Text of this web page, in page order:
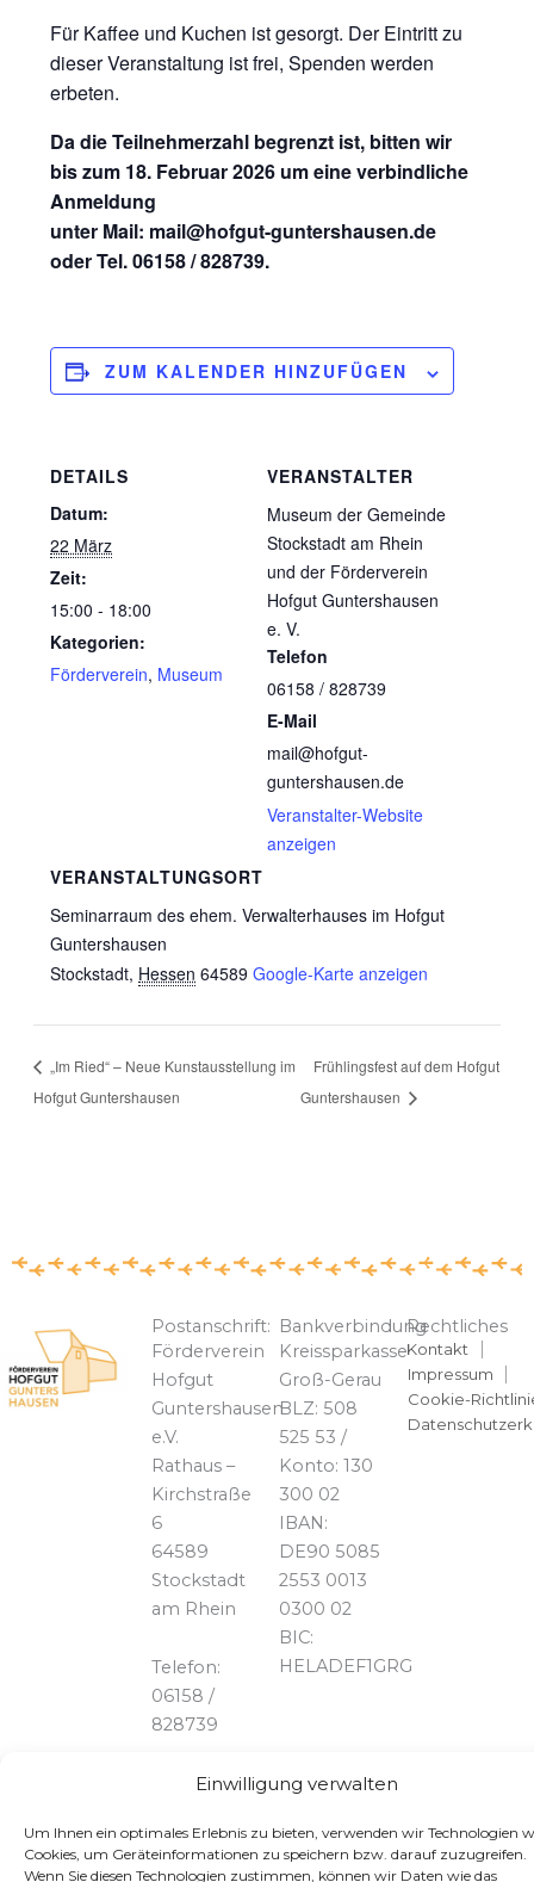
Einwilligung verwalten
Um Ihnen ein optimales Erlebnis zu bieten, verwenden wir Technologien
Cookies, um Geräteinformationen zu speichern bzw. darauf zuzugreifen.
Wenn Sie diesen Technologien zustimmen, können wir Daten wie das
Für Kaffee und Kuchen ist gesorgt. Der Eintritt zu
dieser Veranstaltung ist frei, Spenden werden
erbeten.
Da die Teilnehmerzahl begrenzt ist, bitten wir
bis zum 18. Februar 2026 um eine verbindliche
Anmeldung
unter Mail: mail@hofgut-guntershausen.de
oder Tel. 06158 / 828739.
ZUM KALENDER HINZUFÜGEN
DETAILS
Datum:
22 März
Zeit:
15:00 - 18:00
Kategorien:
Förderverein, Museum
VERANSTALTUNGSORT
Seminarraum des ehem. Verwalterhauses im Hofgut
Guntershausen
Stockstadt, Hessen 64589 Google-Karte anzeigen
VERANSTALTER
Museum der Gemeinde
Stockstadt am Rhein
und der Förderverein
Hofgut Guntershausen
e. V.
Telefon
06158 / 828739
E-Mail
mail@hofgut-
guntershausen.de
Veranstalter-Website
anzeigen
„Im Ried“ – Neue Kunstausstellung im
Hofgut Guntershausen
Frühlingsfest auf dem Hofgut
Guntershausen
Postanschrift:
Förderverein
Hofgut
Guntershausen
e.V.
Rathaus –
Kirchstraße
6
64589
Stockstadt
am Rhein
Telefon:
06158 /
828739
Bankverbindung
Kreissparkasse
Groß-Gerau
BLZ: 508
525 53 /
Konto: 130
300 02
IBAN:
DE90 5085
2553 0013
0300 02
BIC:
HELADEF1GRG
Rechtliches
Kontakt
Impressum
Cookie-